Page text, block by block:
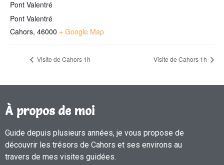
Pont Valentré
Pont Valentré
Cahors, 46000 + Google Map
Visite de Cahors 1h Visite de Cahors 1h
À propos de moi
Guide depuis plusieurs années, je vous propose de
découvrir les trésors de Cahors et ses environs au
travers de mes visites guidées.